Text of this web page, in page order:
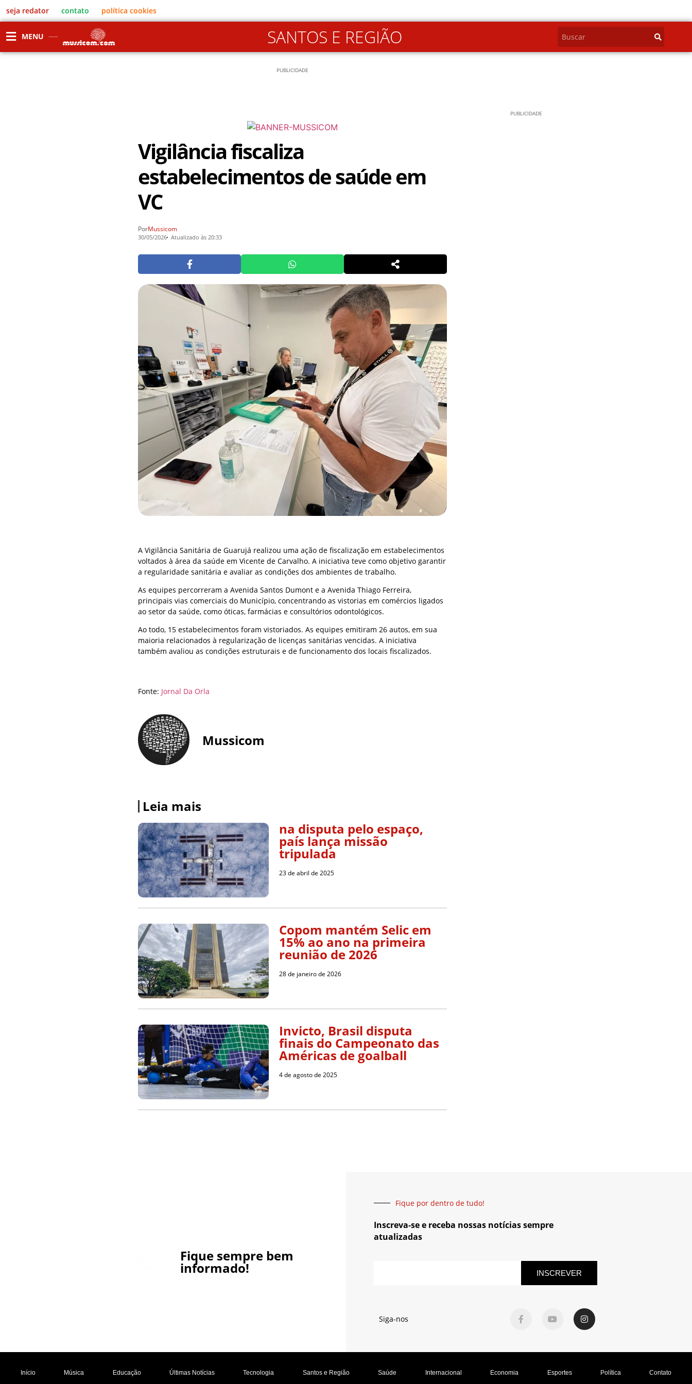
seja redator contato política cookies
MENU SANTOS E REGIÃO
PUBLICIDADE
Vigilância fiscaliza
estabelecimentos de saúde em
VC
PorMussicom
30/05/2026 Atualizado às 20:33
A Vigilância Sanitária de Guarujá realizou uma ação de fiscalização em estabelecimentos
voltados à área da saúde em Vicente de Carvalho. A iniciativa teve como objetivo garantir
a regularidade sanitária e avaliar as condições dos ambientes de trabalho.
As equipes percorreram a Avenida Santos Dumont e a Avenida Thiago Ferreira,
principais vias comerciais do Município, concentrando as vistorias em comércios ligados
ao setor da saúde, como óticas, farmácias e consultórios odontológicos.
Ao todo, 15 estabelecimentos foram vistoriados. As equipes emitiram 26 autos, em sua
maioria relacionados à regularização de licenças sanitárias vencidas. A iniciativa
também avaliou as condições estruturais e de funcionamento dos locais fiscalizados.
Fonte: Jornal Da Orla
Mussicom
Leia mais
na disputa pelo espaço,
país lança missão
tripulada
23 de abril de 2025
Copom mantém Selic em
15% ao ano na primeira
reunião de 2026
28 de janeiro de 2026
Invicto, Brasil disputa
finais do Campeonato das
Américas de goalball
4 de agosto de 2025
PUBLICIDADE
Fique sempre bem
informado!
Fique por dentro de tudo!
Inscreva-se e receba nossas notícias sempre
atualizadas
INSCREVER
Siga-nos
Início Música Educação Últimas Notícias Tecnologia Santos e Região Saúde Internacional Economia Esportes Política Contato